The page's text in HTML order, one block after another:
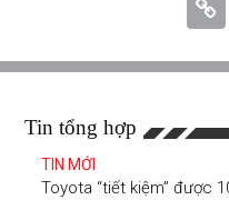
Tin tổng hợp
TIN MỚI
Toyota “tiết kiệm” được